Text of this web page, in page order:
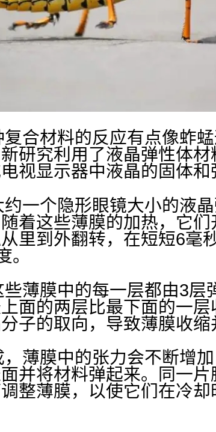
材料的反应有点像蚱蜢
研究利用了液晶弹性体
视显示器中液晶的固体和
个隐形眼镜大小的液晶
着这些薄膜的加热，它
里到外翻转，在短短6毫
。
膜中的每一层都由3层
面的两层比最下面的一
子的取向，导致薄膜收缩
膜中的张力会不断增加
并将材料弹起来。同一
整薄膜，以使它们在冷